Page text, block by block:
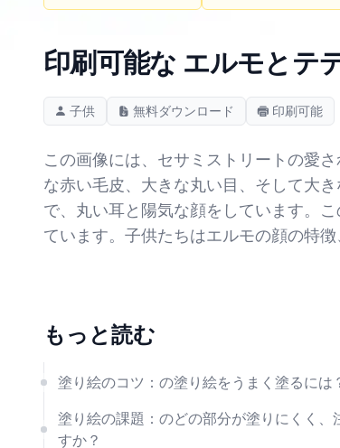
印刷可能な エルモとテ
子供 無料ダウンロード 印刷可能
この画像には、セサミストリートの愛
な赤い毛皮、大きな丸い目、そして大
で、丸い耳と陽気な顔をしています。
ています。子供たちはエルモの顔の特
もっと読む
塗り絵のコツ：の塗り絵をうまく塗るには
塗り絵の課題：のどの部分が塗りにくく、
すか？